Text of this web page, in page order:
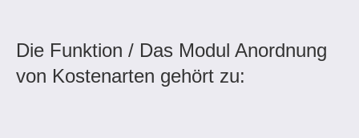
Die Funktion / Das Modul Anordnung
von Kostenarten gehört zu: